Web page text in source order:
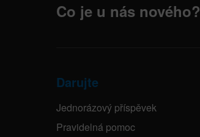
Co je u nás nového?
Darujte
Jednorázový příspěvek
Pravidelná pomoc